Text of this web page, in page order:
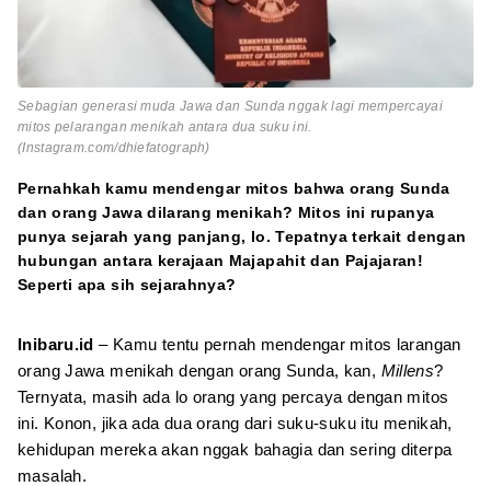
Sebagian generasi muda Jawa dan Sunda nggak lagi mempercayai
mitos pelarangan menikah antara dua suku ini.
(Instagram.com/dhiefatograph)
Pernahkah kamu mendengar mitos bahwa orang Sunda
dan orang Jawa dilarang menikah? Mitos ini rupanya
punya sejarah yang panjang, lo. Tepatnya terkait dengan
hubungan antara kerajaan Majapahit dan Pajajaran!
Seperti apa sih sejarahnya?
Inibaru.id – Kamu tentu pernah mendengar mitos larangan
orang Jawa menikah dengan orang Sunda, kan, Millens?
Ternyata, masih ada lo orang yang percaya dengan mitos
ini. Konon, jika ada dua orang dari suku-suku itu menikah,
kehidupan mereka akan nggak bahagia dan sering diterpa
masalah.